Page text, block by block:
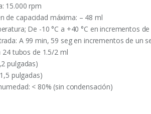
15.000 rpm
de capacidad máxima: – 48 ml
De -10 °C a +40 °C en incrementos de
A 99 min, 59 seg en incrementos de un
tubos de 1.5/2 ml
pulgadas)
pulgadas)
< 80% (sin condensación)